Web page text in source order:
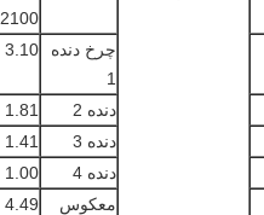
2100
چرخ دنده
1
3.10
دنده 2 1.81
دنده 3
1.41
دنده 4
1.00
معکوس
4.49